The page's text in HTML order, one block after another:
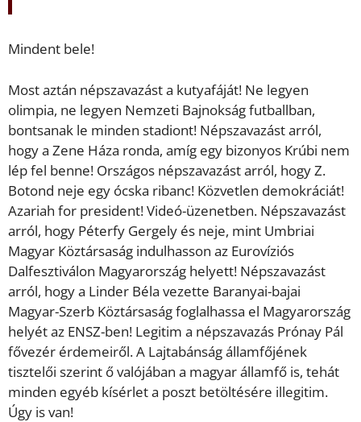
Mindent bele!
Most aztán népszavazást a kutyafáját! Ne legyen
olimpia, ne legyen Nemzeti Bajnokság futballban,
bontsanak le minden stadiont! Népszavazást arról,
hogy a Zene Háza ronda, amíg egy bizonyos Krúbi nem
lép fel benne! Országos népszavazást arról, hogy Z.
Botond neje egy ócska ribanc! Közvetlen demokráciát!
Azariah for president! Videó-üzenetben. Népszavazást
arról, hogy Péterfy Gergely és neje, mint Umbriai
Magyar Köztársaság indulhasson az Eurovíziós
Dalfesztiválon Magyarország helyett! Népszavazást
arról, hogy a Linder Béla vezette Baranyai-bajai
Magyar-Szerb Köztársaság foglalhassa el Magyarország
helyét az ENSZ-ben! Legitim a népszavazás Prónay Pál
fővezér érdemeiről. A Lajtabánság államfőjének
tisztelői szerint ő valójában a magyar államfő is, tehát
minden egyéb kísérlet a poszt betöltésére illegitim.
Úgy is van!